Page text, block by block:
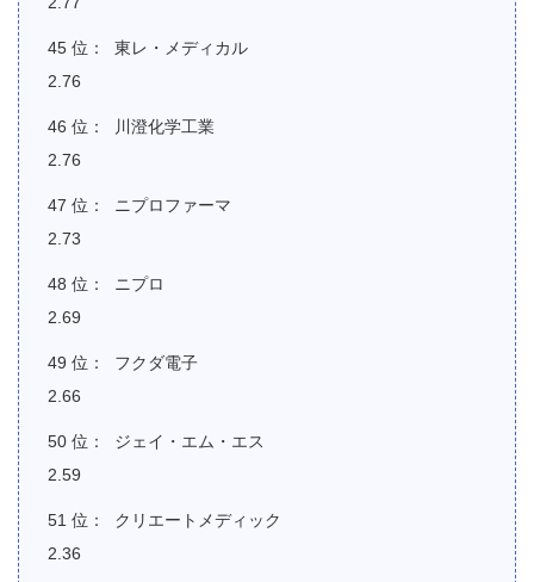
東レ・メディカル
2.76
川澄化学工業
2.76
ニプロファーマ
2.73
ニプロ
2.69
フクダ電子
2.66
ジェイ・エム・エス
2.59
クリエートメディック
2.36